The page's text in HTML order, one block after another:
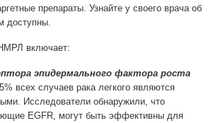
препараты. Узнайте у своего врача об
доступны.
включает:
эпидермального фактора роста
всех случаев рака легкого являются
Исследователи обнаружили, что
EGFR, могут быть эффективны для